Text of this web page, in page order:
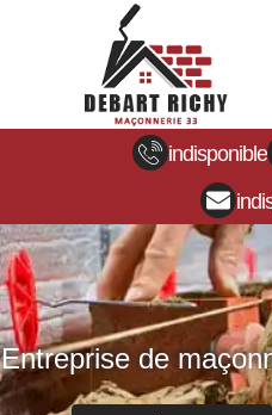
indisponible
Entreprise de